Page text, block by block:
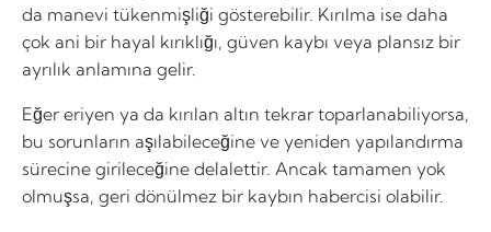
da manevi tükenmişliği gösterebilir. Kırılma ise daha
çok ani bir hayal kırıklığı, güven kaybı veya plansız bir
ayrılık anlamına gelir.
Eğer eriyen ya da kırılan altın tekrar toparlanabiliyorsa,
bu sorunların aşılabileceğine ve yeniden yapılandırma
sürecine girileceğine delalettir. Ancak tamamen yok
olmuşsa, geri dönülmez bir kaybın habercisi olabilir.